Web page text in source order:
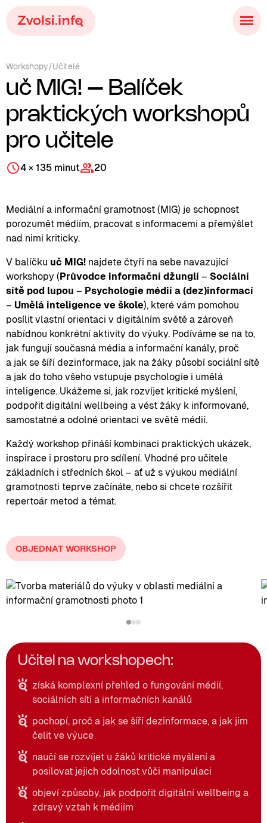
Workshopy/Učitelé
uč MIG! – Balíček
praktických workshopů
pro učitele
4 × 135 minut 20
Mediální a informační gramotnost (MIG) je schopnost
porozumět médiím, pracovat s informacemi a přemýšlet
nad nimi kriticky.
V balíčku uč MIG! najdete čtyři na sebe navazující
workshopy (Průvodce informační džunglí – Sociální
sítě pod lupou – Psychologie médií a (dez)informací
– Umělá inteligence ve škole), které vám pomohou
posílit vlastní orientaci v digitálním světě a zároveň
nabídnou konkrétní aktivity do výuky. Podíváme se na to,
jak fungují současná média a informační kanály, proč
a jak se šíří dezinformace, jak na žáky působí sociální sítě
a jak do toho všeho vstupuje psychologie i umělá
inteligence. Ukážeme si, jak rozvíjet kritické myšlení,
podpořit digitální wellbeing a vést žáky k informované,
samostatné a odolné orientaci ve světě médií.
Každý workshop přináší kombinaci praktických ukázek,
inspirace i prostoru pro sdílení. Vhodné pro učitele
základních i středních škol – ať už s výukou mediální
gramotnosti teprve začínáte, nebo si chcete rozšířit
repertoár metod a témat.
OBJEDNAT WORKSHOP
Učitel na workshopech:
získá komplexní přehled o fungování médií,
sociálních sítí a informačních kanálů
pochopí, proč a jak se šíří dezinformace, a jak jim
čelit ve výuce
naučí se rozvíjet u žáků kritické myšlení a
posilovat jejich odolnost vůči manipulaci
objeví způsoby, jak podpořit digitální wellbeing a
zdravý vztah k médiím